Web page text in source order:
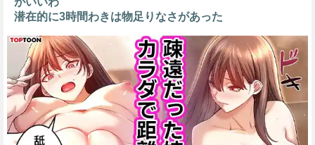
潜在的に3時間わきは物足りなさがあった